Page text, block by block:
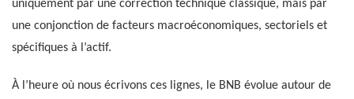
uniquement par une correction technique classique, mais par
une conjonction de facteurs macroéconomiques, sectoriels et
spécifiques à l’actif.
À l’heure où nous écrivons ces lignes, le BNB évolue autour de